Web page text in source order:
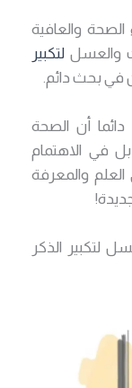
والعافية
والعسل لتكبير
في بحث دائم.
أن الصحة
في الاهتمام
والمعرفة
لتكبير الذكر